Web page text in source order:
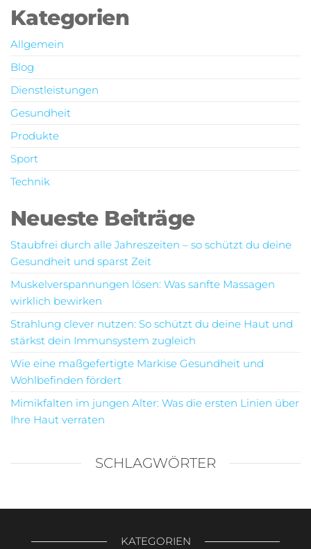
Kategorien
Allgemein
Blog
Dienstleistungen
Gesundheit
Produkte
Sport
Technik
Neueste Beiträge
Staubfrei durch alle Jahreszeiten – so schützt du deine
Gesundheit und sparst Zeit
Muskelverspannungen lösen: Was sanfte Massagen
wirklich bewirken
Strahlung clever nutzen: So schützt du deine Haut und
stärkst dein Immunsystem zugleich
Wie eine maßgefertigte Markise Gesundheit und
Wohlbefinden fördert
Mimikfalten im jungen Alter: Was die ersten Linien über
Ihre Haut verraten
SCHLAGWÖRTER
KATEGORIEN